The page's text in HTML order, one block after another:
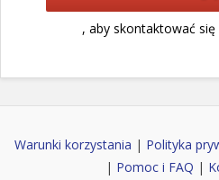
, aby skontaktować
Warunki korzystania | Polityka
| Pomoc i FAQ |